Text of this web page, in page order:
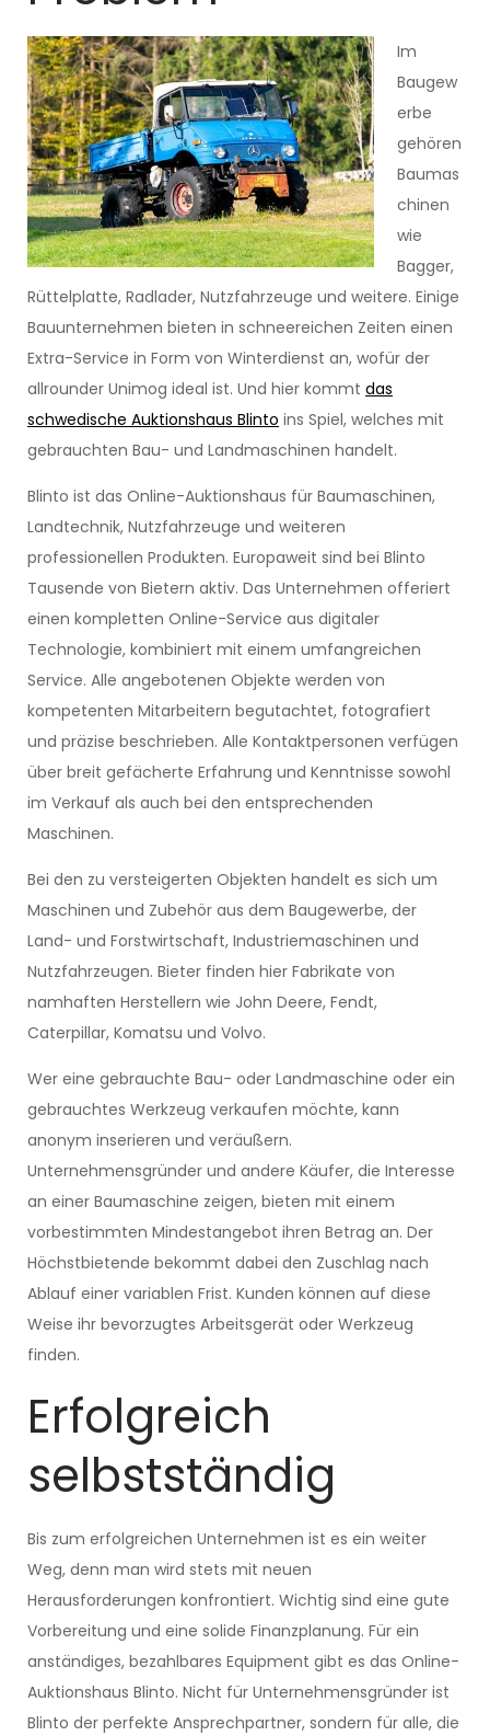
Im
Baugew
erbe
gehören
Baumas
chinen
wie
Bagger,
Rüttelplatte, Radlader, Nutzfahrzeuge und weitere. Einige
Bauunternehmen bieten in schneereichen Zeiten einen
Extra-Service in Form von Winterdienst an, wofür der
allrounder Unimog ideal ist. Und hier kommt das
schwedische Auktionshaus Blinto ins Spiel, welches mit
gebrauchten Bau- und Landmaschinen handelt.
Blinto ist das Online-Auktionshaus für Baumaschinen,
Landtechnik, Nutzfahrzeuge und weiteren
professionellen Produkten. Europaweit sind bei Blinto
Tausende von Bietern aktiv. Das Unternehmen offeriert
einen kompletten Online-Service aus digitaler
Technologie, kombiniert mit einem umfangreichen
Service. Alle angebotenen Objekte werden von
kompetenten Mitarbeitern begutachtet, fotografiert
und präzise beschrieben. Alle Kontaktpersonen verfügen
über breit gefächerte Erfahrung und Kenntnisse sowohl
im Verkauf als auch bei den entsprechenden
Maschinen.
Bei den zu versteigerten Objekten handelt es sich um
Maschinen und Zubehör aus dem Baugewerbe, der
Land- und Forstwirtschaft, Industriemaschinen und
Nutzfahrzeugen. Bieter finden hier Fabrikate von
namhaften Herstellern wie John Deere, Fendt,
Caterpillar, Komatsu und Volvo.
Wer eine gebrauchte Bau- oder Landmaschine oder ein
gebrauchtes Werkzeug verkaufen möchte, kann
anonym inserieren und veräußern.
Unternehmensgründer und andere Käufer, die Interesse
an einer Baumaschine zeigen, bieten mit einem
vorbestimmten Mindestangebot ihren Betrag an. Der
Höchstbietende bekommt dabei den Zuschlag nach
Ablauf einer variablen Frist. Kunden können auf diese
Weise ihr bevorzugtes Arbeitsgerät oder Werkzeug
finden.
Erfolgreich
selbstständig
Bis zum erfolgreichen Unternehmen ist es ein weiter
Weg, denn man wird stets mit neuen
Herausforderungen konfrontiert. Wichtig sind eine gute
Vorbereitung und eine solide Finanzplanung. Für ein
anständiges, bezahlbares Equipment gibt es das Online-
Auktionshaus Blinto. Nicht für Unternehmensgründer ist
Blinto der perfekte Ansprechpartner, sondern für alle, die